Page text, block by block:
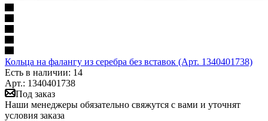
Кольца на фалангу из серебра без вставок (Арт. 1340401738)
Есть в наличии: 14
Арт.: 1340401738
Под заказ
Наши менеджеры обязательно свяжутся с вами и уточнят
условия заказа